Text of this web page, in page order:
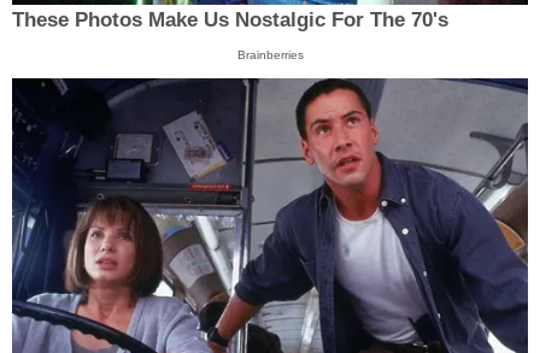
These Photos Make Us Nostalgic For The 70's
Brainberries